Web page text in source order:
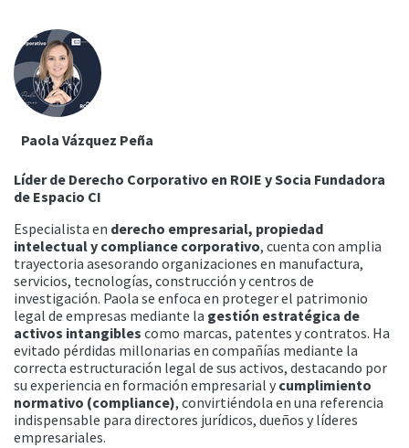
Paola Vázquez Peña
Líder de Derecho Corporativo en ROIE y Socia Fundadora
de Espacio CI
Especialista en derecho empresarial, propiedad
intelectual y compliance corporativo, cuenta con amplia
trayectoria asesorando organizaciones en manufactura,
servicios, tecnologías, construcción y centros de
investigación. Paola se enfoca en proteger el patrimonio
legal de empresas mediante la gestión estratégica de
activos intangibles como marcas, patentes y contratos. Ha
evitado pérdidas millonarias en compañías mediante la
correcta estructuración legal de sus activos, destacando por
su experiencia en formación empresarial y cumplimiento
normativo (compliance), convirtiéndola en una referencia
indispensable para directores jurídicos, dueños y líderes
empresariales.